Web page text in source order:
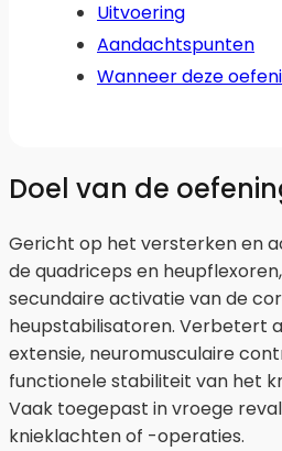
Uitvoering
Aandachtspunten
Wanneer deze
Doel van de
Gericht op het versterken en
de quadriceps en
secundaire activatie van de
heupstabilisatoren. Verbetert
extensie, neuromusculaire
functionele stabiliteit van het
Vaak toegepast in vroege
knieklachten of -operaties.